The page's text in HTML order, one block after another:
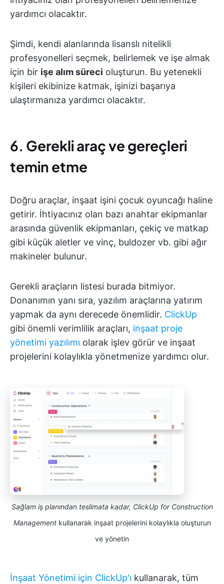
yardımcı olacaktır.
Şimdi, kendi alanlarında lisanslı nitelikli
profesyonelleri seçmek, belirlemek ve işe almak
için bir işe alım süreci oluşturun. Bu yetenekli
kişileri ekibinize katmak, işinizi başarıya
ulaştırmanıza yardımcı olacaktır.
6. Gerekli araç ve gereçleri
temin etme
Doğru araçlar, inşaat işini çocuk oyuncağı haline
getirir. İhtiyacınız olan bazı anahtar ekipmanlar
arasında güvenlik ekipmanları, çekiç ve matkap
gibi küçük aletler ve vinç, buldozer vb. gibi ağır
makineler bulunur.
Gerekli araçların listesi burada bitmiyor.
Donanımın yanı sıra, yazılım araçlarına yatırım
yapmak da aynı derecede önemlidir. ClickUp
gibi önemli verimlilik araçları, inşaat proje
yönetimi yazılımı olarak işlev görür ve inşaat
projelerini kolaylıkla yönetmenize yardımcı olur.
Sağlam iş planından teslimata kadar, ClickUp for Construction
Managementkullanarak inşaat projelerini kolaylıkla oluşturun
ve yönetin
İnşaat Yönetimi için ClickUp'ı kullanarak, tüm